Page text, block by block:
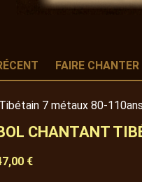
FAIRE
7 métaux 80-110ans
CHANTANT
€